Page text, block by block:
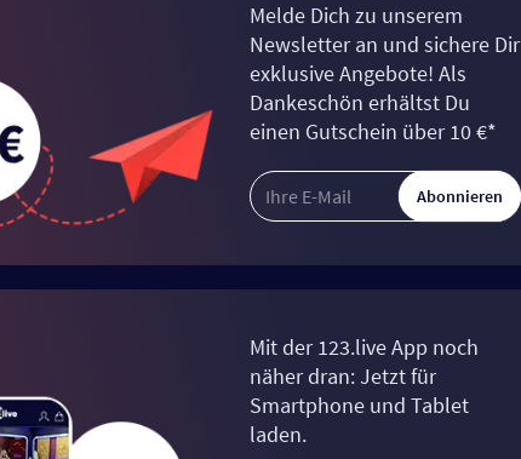
Melde Dich zu unserem
Newsletter an und sichere Dir
exklusive Angebote! Als
Dankeschön erhältst Du
einen Gutschein über 10 €*
Abonnieren
Mit der 123.live App noch
näher dran: Jetzt für
Smartphone und Tablet
laden.